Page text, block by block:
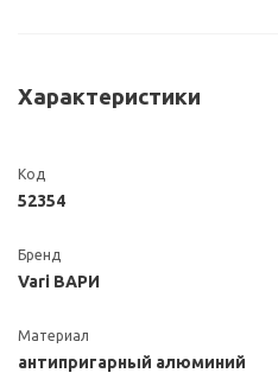
Характеристики
Код
52354
Бренд
Vari ВАРИ
Материал
антипригарный алюминий